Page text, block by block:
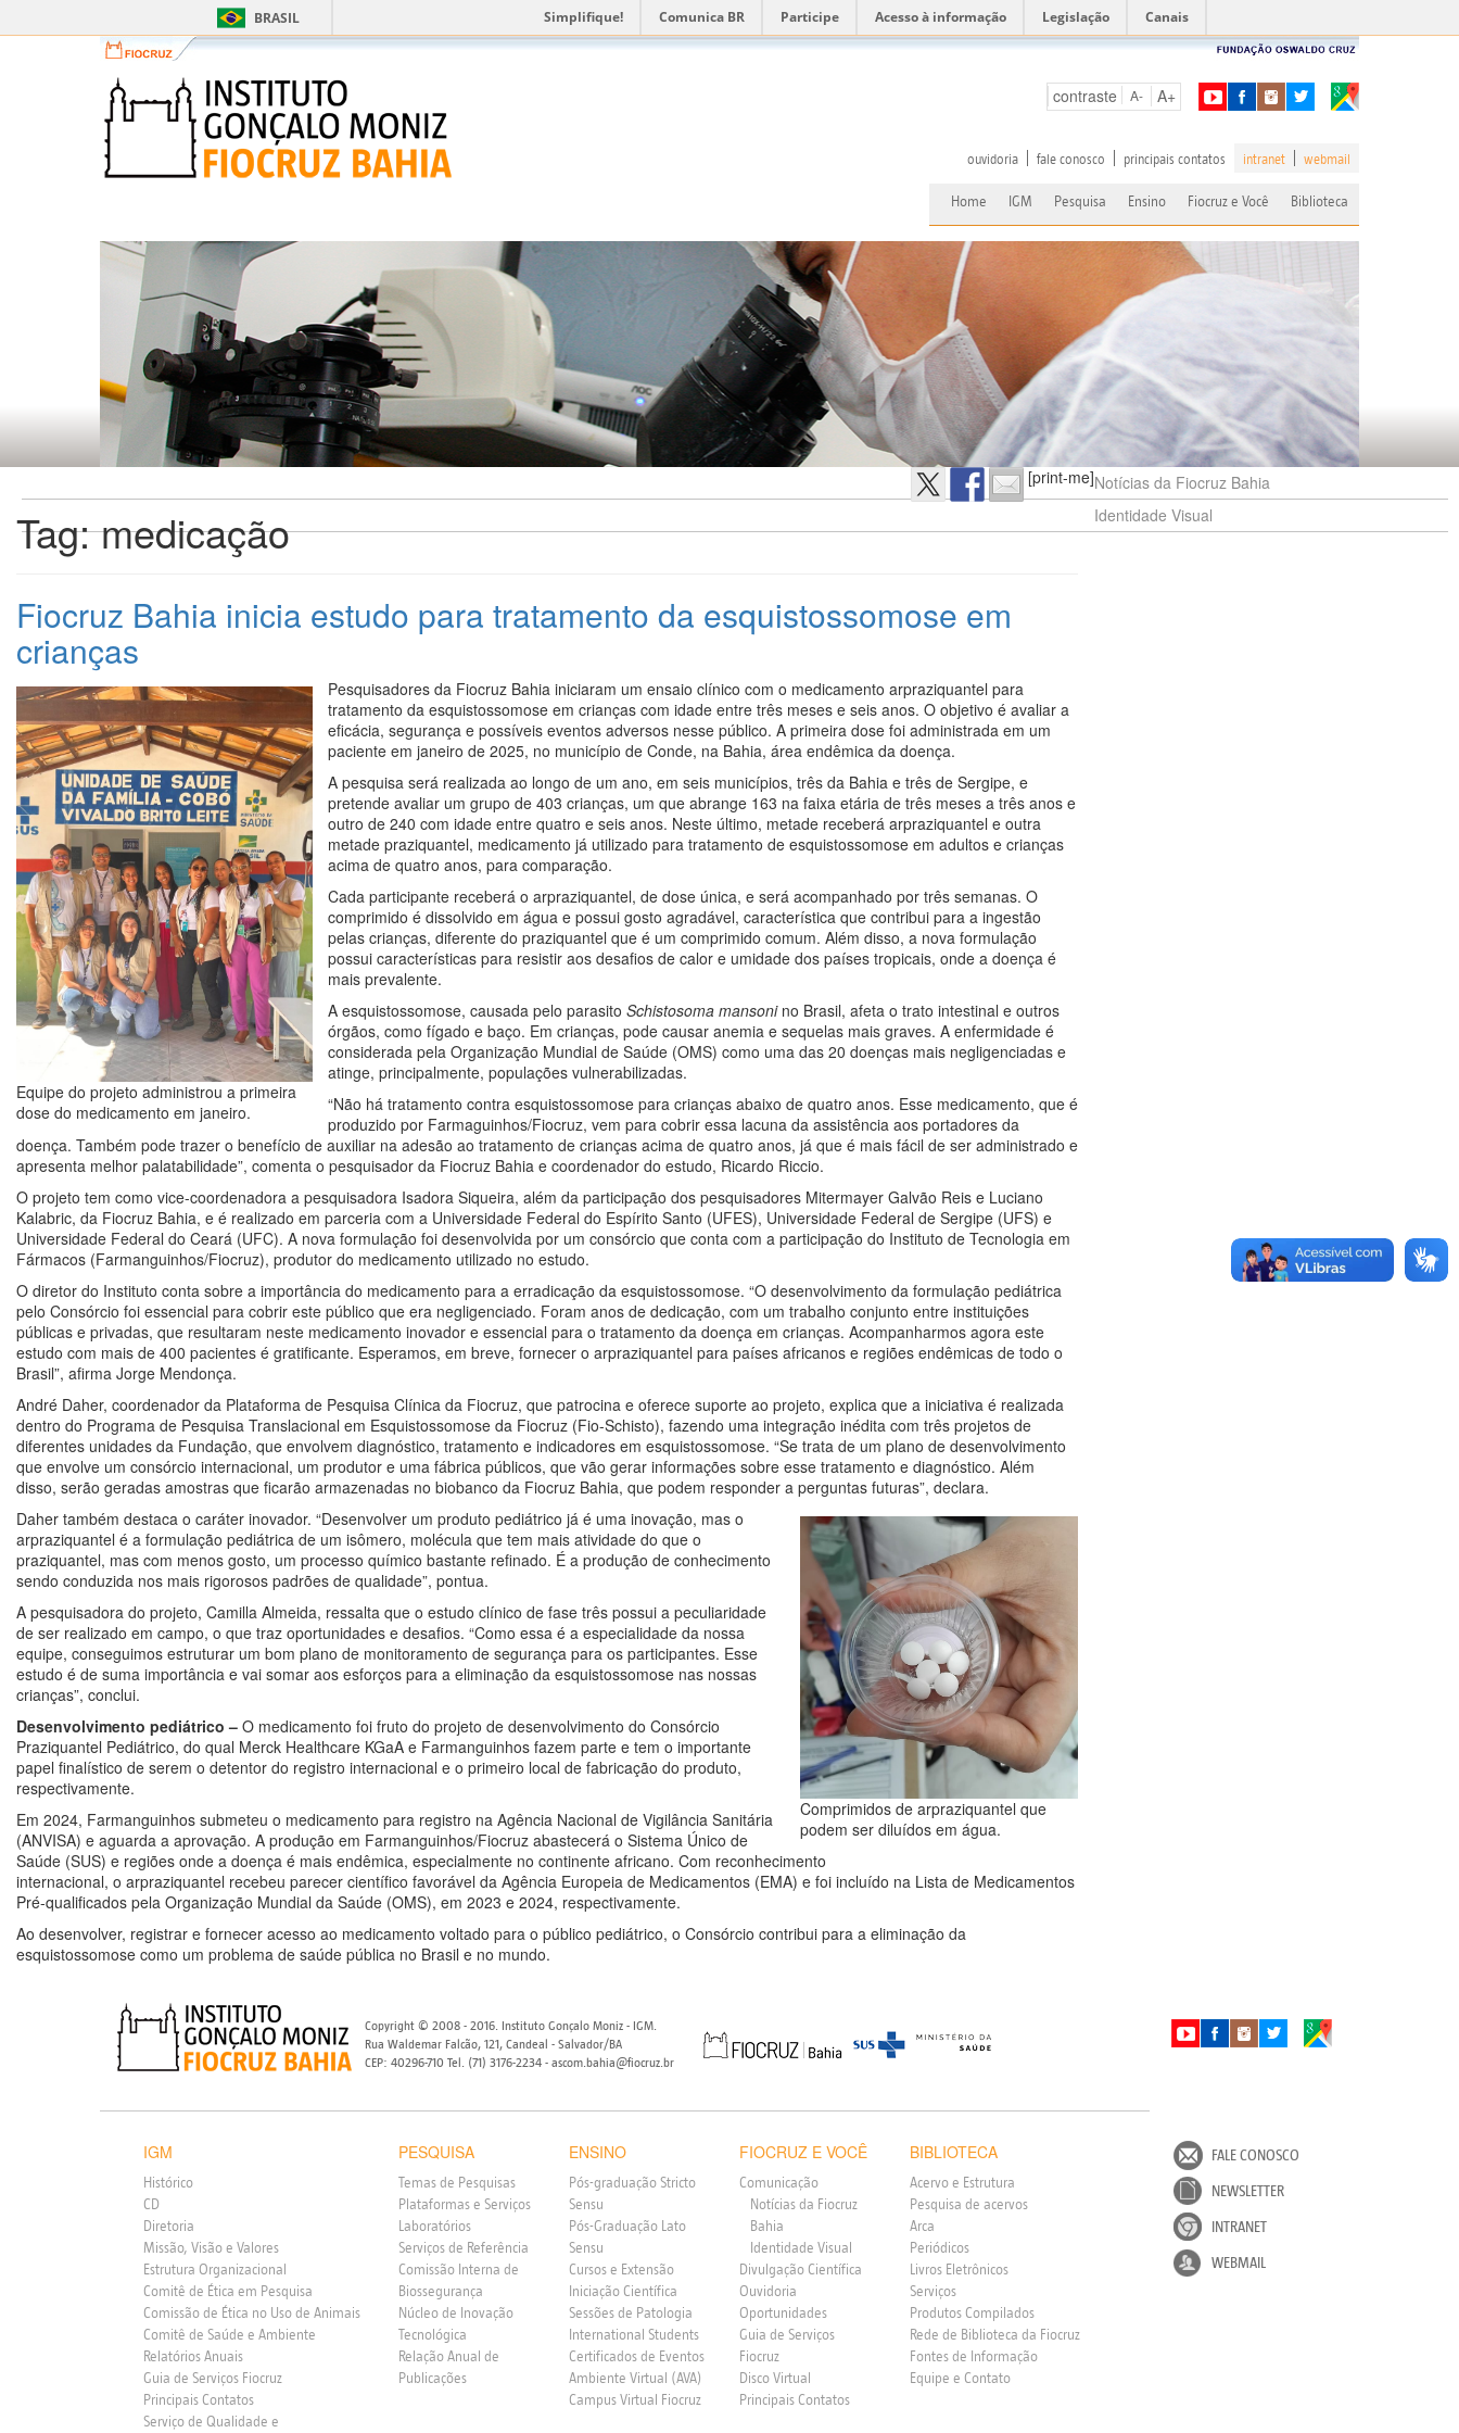
BRASIL Simplifique! Comunica BR Participe Acesso à informação Legislação Canais
contraste A- A+
ouvidoria fale conosco principais contatos intranet webmail
Home IGM Pesquisa Ensino Fiocruz e Você Biblioteca
Tag:medicação
Fiocruz Bahia inicia estudo para tratamento da esquistossomose em
crianças
[print-me]
Equipe do projeto administrou a primeira
dose do medicamento em janeiro.
Pesquisadores da Fiocruz Bahia iniciaram um ensaio clínico com o medicamento arpraziquantel para
tratamento da esquistossomose em crianças com idade entre três meses e seis anos. O objetivo é avaliar a
eficácia, segurança e possíveis eventos adversos nesse público. A primeira dose foi administrada em um
paciente em janeiro de 2025, no município de Conde, na Bahia, área endêmica da doença.
A pesquisa será realizada ao longo de um ano, em seis municípios, três da Bahia e três de Sergipe, e
pretende avaliar um grupo de 403 crianças, um que abrange 163 na faixa etária de três meses a três anos e
outro de 240 com idade entre quatro e seis anos. Neste último, metade receberá arpraziquantel e outra
metade praziquantel, medicamento já utilizado para tratamento de esquistossomose em adultos e crianças
acima de quatro anos, para comparação.
Cada participante receberá o arpraziquantel, de dose única, e será acompanhado por três semanas. O
comprimido é dissolvido em água e possui gosto agradável, característica que contribui para a ingestão
pelas crianças, diferente do praziquantel que é um comprimido comum. Além disso, a nova formulação
possui características para resistir aos desafios de calor e umidade dos países tropicais, onde a doença é
mais prevalente.
A esquistossomose, causada pelo parasito Schistosoma mansonino Brasil, afeta o trato intestinal e outros
órgãos, como fígado e baço. Em crianças, pode causar anemia e sequelas mais graves. A enfermidade é
considerada pela Organização Mundial de Saúde (OMS) como uma das 20 doenças mais negligenciadas e
atinge, principalmente, populações vulnerabilizadas.
“Não há tratamento contra esquistossomose para crianças abaixo de quatro anos. Esse medicamento, que é
produzido por Farmaguinhos/Fiocruz, vem para cobrir essa lacuna da assistência aos portadores da
doença. Também pode trazer o benefício de auxiliar na adesão ao tratamento de crianças acima de quatro anos, já que é mais fácil de ser administrado e
apresenta melhor palatabilidade”, comenta o pesquisador da Fiocruz Bahia e coordenador do estudo, Ricardo Riccio.
O projeto tem como vice-coordenadora a pesquisadora Isadora Siqueira, além da participação dos pesquisadores Mitermayer Galvão Reis e Luciano
Kalabric, da Fiocruz Bahia, e é realizado em parceria com a Universidade Federal do Espírito Santo (UFES), Universidade Federal de Sergipe (UFS) e
Universidade Federal do Ceará (UFC). A nova formulação foi desenvolvida por um consórcio que conta com a participação do Instituto de Tecnologia em
Fármacos (Farmanguinhos/Fiocruz), produtor do medicamento utilizado no estudo.
O diretor do Instituto conta sobre a importância do medicamento para a erradicação da esquistossomose. “O desenvolvimento da formulação pediátrica
pelo Consórcio foi essencial para cobrir este público que era negligenciado. Foram anos de dedicação, com um trabalho conjunto entre instituições
públicas e privadas, que resultaram neste medicamento inovador e essencial para o tratamento da doença em crianças. Acompanharmos agora este
estudo com mais de 400 pacientes é gratificante. Esperamos, em breve, fornecer o arpraziquantel para países africanos e regiões endêmicas de todo o
Brasil”, afirma Jorge Mendonça.
André Daher, coordenador da Plataforma de Pesquisa Clínica da Fiocruz, que patrocina e oferece suporte ao projeto, explica que a iniciativa é realizada
dentro do Programa de Pesquisa Translacional em Esquistossomose da Fiocruz (Fio-Schisto), fazendo uma integração inédita com três projetos de
diferentes unidades da Fundação, que envolvem diagnóstico, tratamento e indicadores em esquistossomose. “Se trata de um plano de desenvolvimento
que envolve um consórcio internacional, um produtor e uma fábrica públicos, que vão gerar informações sobre esse tratamento e diagnóstico. Além
disso, serão geradas amostras que ficarão armazenadas no biobanco da Fiocruz Bahia, que podem responder a perguntas futuras”, declara.
Comprimidos de arpraziquantel que
podem ser diluídos em água.
Daher também destaca o caráter inovador. “Desenvolver um produto pediátrico já é uma inovação, mas o
arpraziquantel é a formulação pediátrica de um isômero, molécula que tem mais atividade do que o
praziquantel, mas com menos gosto, um processo químico bastante refinado. É a produção de conhecimento
sendo conduzida nos mais rigorosos padrões de qualidade”, pontua.
A pesquisadora do projeto, Camilla Almeida, ressalta que o estudo clínico de fase três possui a peculiaridade
de ser realizado em campo, o que traz oportunidades e desafios. “Como essa é a especialidade da nossa
equipe, conseguimos estruturar um bom plano de monitoramento de segurança para os participantes. Esse
estudo é de suma importância e vai somar aos esforços para a eliminação da esquistossomose nas nossas
crianças”, conclui.
Desenvolvimento pediátrico – O medicamento foi fruto do projeto de desenvolvimento do Consórcio
Praziquantel Pediátrico, do qual Merck Healthcare KGaA e Farmanguinhos fazem parte e tem o importante
papel finalístico de serem o detentor do registro internacional e o primeiro local de fabricação do produto,
respectivamente.
Em 2024, Farmanguinhos submeteu o medicamento para registro na Agência Nacional de Vigilância Sanitária
(ANVISA) e aguarda a aprovação. A produção em Farmanguinhos/Fiocruz abastecerá o Sistema Único de
Saúde (SUS) e regiões onde a doença é mais endêmica, especialmente no continente africano. Com reconhecimento
internacional, o arpraziquantel recebeu parecer científico favorável da Agência Europeia de Medicamentos (EMA) e foi incluído na Lista de Medicamentos
Pré-qualificados pela Organização Mundial da Saúde (OMS), em 2023 e 2024, respectivamente.
Ao desenvolver, registrar e fornecer acesso ao medicamento voltado para o público pediátrico, o Consórcio contribui para a eliminação da
esquistossomose como um problema de saúde pública no Brasil e no mundo.
Notícias da Fiocruz Bahia
Identidade Visual
Copyright © 2008 - 2016. Instituto Gonçalo Moniz - IGM.
Rua Waldemar Falcão, 121, Candeal - Salvador/BA
CEP: 40296-710 Tel. (71) 3176-2234 - ascom.bahia@fiocruz.br
IGM
Histórico
CD
Diretoria
Missão, Visão e Valores
Estrutura Organizacional
Comitê de Ética em Pesquisa
Comissão de Ética no Uso de Animais
Comitê de Saúde e Ambiente
Relatórios Anuais
Guia de Serviços Fiocruz
Principais Contatos
Serviço de Qualidade e
PESQUISA
Temas de Pesquisas
Plataformas e Serviços
Laboratórios
Serviços de Referência
Comissão Interna de
Biossegurança
Núcleo de Inovação
Tecnológica
Relação Anual de
Publicações
ENSINO
Pós-graduação Stricto
Sensu
Pós-Graduação Lato
Sensu
Cursos e Extensão
Iniciação Científica
Sessões de Patologia
International Students
Certificados de Eventos
Ambiente Virtual (AVA)
Campus Virtual Fiocruz
FIOCRUZ E VOCÊ
Comunicação
Notícias da Fiocruz
Bahia
Identidade Visual
Divulgação Científica
Ouvidoria
Oportunidades
Guia de Serviços
Fiocruz
Disco Virtual
Principais Contatos
BIBLIOTECA
Acervo e Estrutura
Pesquisa de acervos
Arca
Periódicos
Livros Eletrônicos
Serviços
Produtos Compilados
Rede de Biblioteca da Fiocruz
Fontes de Informação
Equipe e Contato
FALE CONOSCO
NEWSLETTER
INTRANET
WEBMAIL